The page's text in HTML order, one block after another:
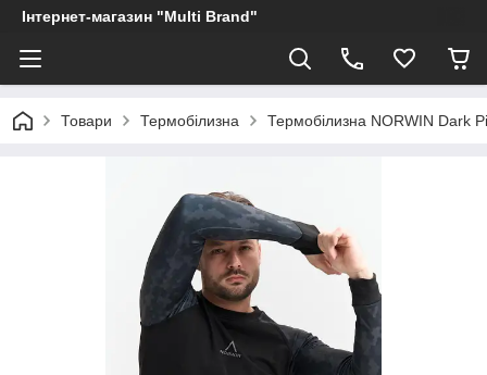
Інтернет-магазин "Multi Brand"
Товари Термобілизна Термобілизна NORWIN Dark